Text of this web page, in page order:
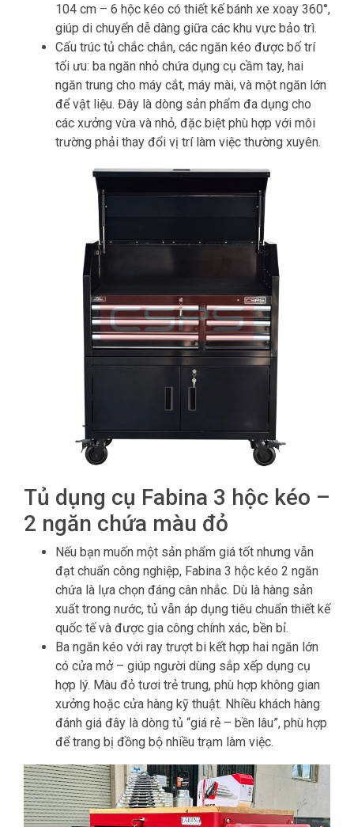
104 cm – 6 hộc kéo có thiết kế bánh xe xoay 360°,
giúp di chuyển dễ dàng giữa các khu vực bảo trì.
Cấu trúc tủ chắc chắn, các ngăn kéo được bố trí
tối ưu: ba ngăn nhỏ chứa dụng cụ cầm tay, hai
ngăn trung cho máy cắt, máy mài, và một ngăn lớn
để vật liệu. Đây là dòng sản phẩm đa dụng cho
các xưởng vừa và nhỏ, đặc biệt phù hợp với môi
trường phải thay đổi vị trí làm việc thường xuyên.
Tủ dụng cụ Fabina 3 hộc kéo –
2 ngăn chứa màu đỏ
Nếu bạn muốn một sản phẩm giá tốt nhưng vẫn
đạt chuẩn công nghiệp, Fabina 3 hộc kéo 2 ngăn
chứa là lựa chọn đáng cân nhắc. Dù là hàng sản
xuất trong nước, tủ vẫn áp dụng tiêu chuẩn thiết kế
quốc tế và được gia công chính xác, bền bỉ.
Ba ngăn kéo với ray trượt bi kết hợp hai ngăn lớn
có cửa mở – giúp người dùng sắp xếp dụng cụ
hợp lý. Màu đỏ tươi trẻ trung, phù hợp không gian
xưởng hoặc cửa hàng kỹ thuật. Nhiều khách hàng
đánh giá đây là dòng tủ “giá rẻ – bền lâu”, phù hợp
để trang bị đồng bộ nhiều trạm làm việc.